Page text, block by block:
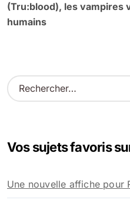
(Tru:blood), les vampires
humains
R
e
r
e
r
Vos sujets favoris
Une nouvelle affiche pour